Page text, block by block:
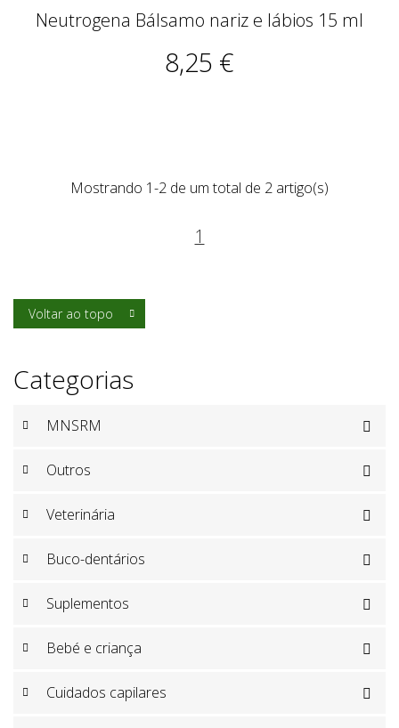
Categorias
MNSRM 
Outros 
Veterinária 
Buco-dentários 
Suplementos 
Bebé e criança 
Cuidados capilares 
Neutrogena Bálsamo nariz e lábios 15 ml
8,25 €
Mostrando 1-2 de um total de 2 artigo(s)
1
Voltar ao topo 